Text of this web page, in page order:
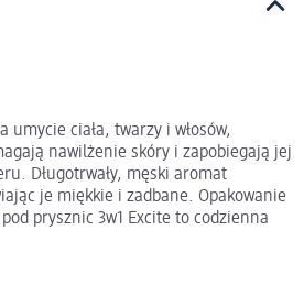
ciała, twarzy i włosów,
nawilżenie skóry i zapobiegają jej
Długotrwały, męski aromat
je miękkie i zadbane. Opakowanie
prysznic 3w1 Excite to codzienna